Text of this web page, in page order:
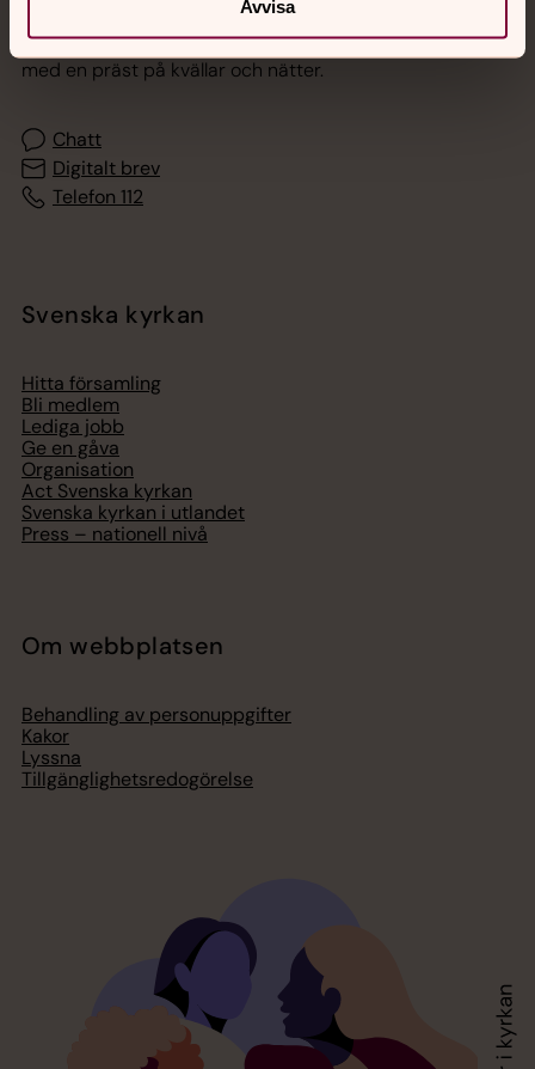
Avvisa
Akut samtals- och krisstöd. Prata eller chatta anonymt
med en präst på kvällar och nätter.
Chatt
Digitalt brev
Telefon 112
Svenska kyrkan
Hitta församling
Bli medlem
Lediga jobb
Ge en gåva
Organisation
Act Svenska kyrkan
Svenska kyrkan i utlandet
Press – nationell nivå
Om webbplatsen
Behandling av personuppgifter
Kakor
Lyssna
Tillgänglighetsredogörelse